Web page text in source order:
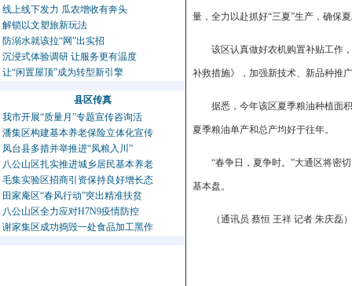
线上线下发力 瓜农增收有奔头
解锁以文塑旅新玩法
防溺水就该拉“网”出实招
沉浸式体验调研 让服务更有温度
让“闲置屋顶”成为转型新引擎
县区传真
我市开展“质量月”专题宣传咨询活
潘集区构建基本养老保险立体化宣传
凤台县多措并举推进“凤粮入川”
八公山区扎实推进城乡居民基本养老
毛集实验区招商引资保持良好增长态
田家庵区“春风行动”突出精准扶贫
八公山区全力应对H7N9疫情防控
谢家集区成功捣毁一处食品加工黑作
量，全力以赴抓好“三夏”生产，确保
该区认真做好农机购置补贴工作
补救措施》，加强新技术、新品种推
据悉，今年该区夏季粮油种植面
夏季粮油单产和总产均好于往年。
“春争日，夏争时。”大通区将密
基本盘。
（通讯员 蔡恒 王祥 记者 朱庆磊）